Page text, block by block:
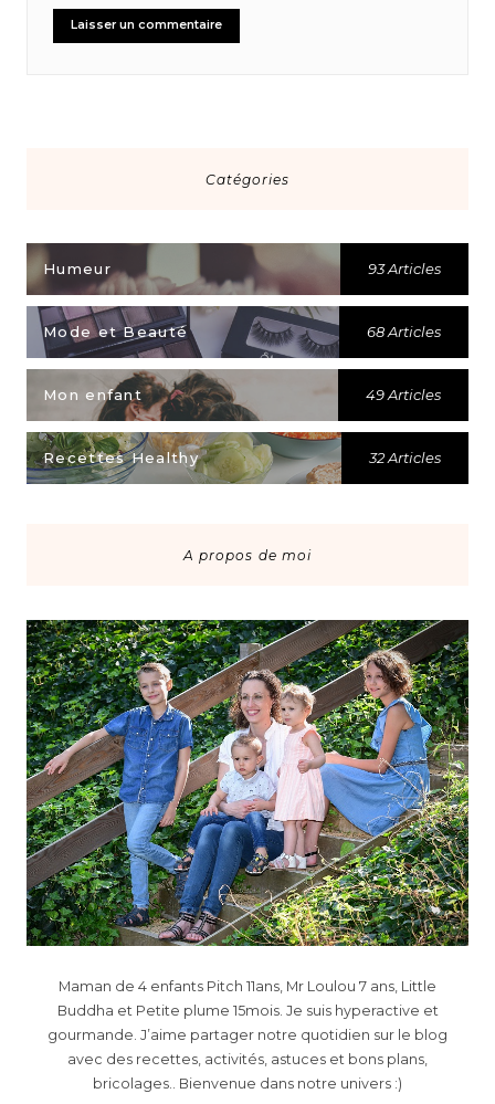
Catégories
Humeur 93 Articles
Mode et Beauté 68 Articles
Mon enfant 49 Articles
Recettes Healthy 32 Articles
A propos de moi
Maman de 4 enfants Pitch 11ans, Mr Loulou 7 ans, Little
Buddha et Petite plume 15mois. Je suis hyperactive et
gourmande. J’aime partager notre quotidien sur le blog
avec des recettes, activités, astuces et bons plans,
bricolages.. Bienvenue dans notre univers :)